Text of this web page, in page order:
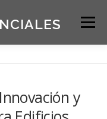
Menú
y